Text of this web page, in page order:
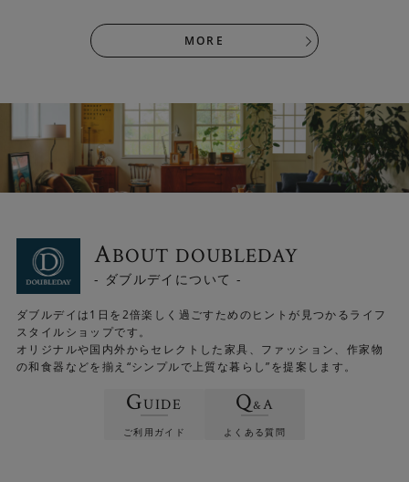
MORE
ABOUT DOUBLEDAY
- ダブルデイについて -
ダブルデイは1日を2倍楽しく過ごすためのヒントが見つかるライフ
スタイルショップです。
オリジナルや国内外からセレクトした家具、ファッション、作家物
の和食器などを揃え“シンプルで上質な暮らし”を提案します。
GUIDE
ご利用ガイド
Q&A
よくある質問